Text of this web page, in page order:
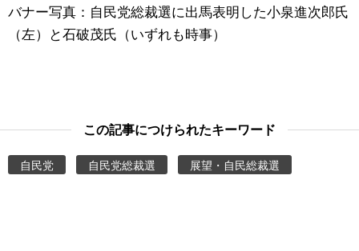
バナー写真：自民党総裁選に出馬表明した小泉進次郎氏
（左）と石破茂氏（いずれも時事）
この記事につけられたキーワード
自民党 自民党総裁選 展望・自民総裁選